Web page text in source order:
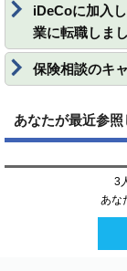
iDeCoに加入
業に転職しま
保険相談のキ
あなたが最近参照
3
あな